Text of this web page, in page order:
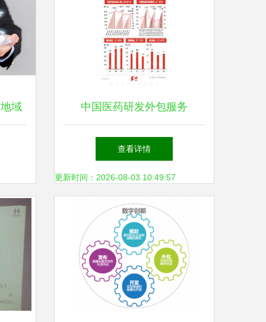
域 中国医药研发外包服务
（CRO）行业深度研究报告
（2020版）
查看详情
更新时间：2026-08-03 10:49:57